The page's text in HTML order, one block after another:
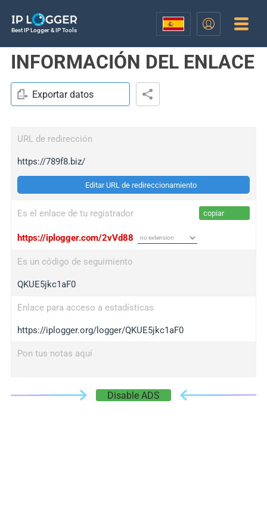
Best IP Logger & IP Tools
INFORMACIÓN DEL ENLACE
Exportar datos
URL de redirección
https://789f8.biz/
Editar URL de redireccionamiento
Es el enlace de tu registrador copiar
https://iplogger.com/2vVd88
Es un código de seguimiento
QKUE5jkc1aF0
Enlace para acceso a estadísticas
https://iplogger.org/logger/QKUE5jkc1aF0
Pon tus notas aquí
Disable ADS